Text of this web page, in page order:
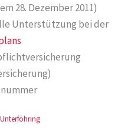
28. Dezember 2011)
Unterstützung bei der